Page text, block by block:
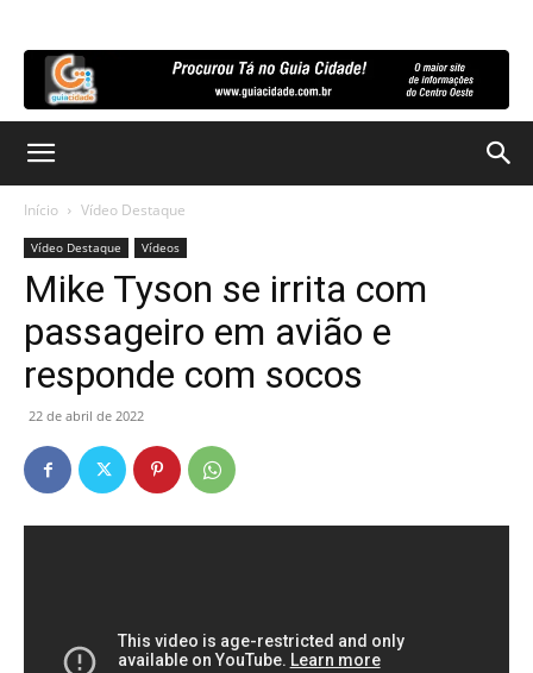
Início Vídeo Destaque
Vídeo Destaque Vídeos
Mike Tyson se irrita com
passageiro em avião e
responde com socos
22 de abril de 2022